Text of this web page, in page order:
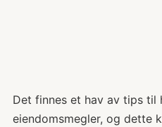
Det finnes et hav av tips til
eiendomsmegler, og dette